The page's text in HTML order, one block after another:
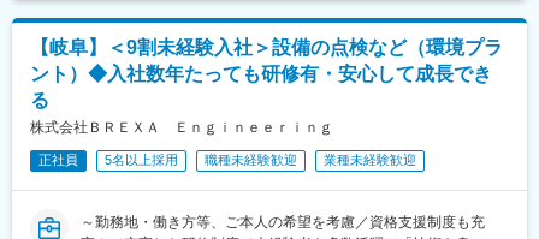
ています。松田産業グループ全体の売上高は順調に拡大、売上高
3500億円を突破しております。
・積算
・フィールドエンジニア
＼入社後の流れ／
す。研修中にアサイン先の現場を見学していただきます。そこで
派遣社員・派遣先の双方のマッチングがなればアサインとなりま
す。当社の派遣社員の稼働率は95%以上ですので、待機になるこ
額支給ですので、ご安心ください。また現場を巡回する労務スタ
【岐阜】＜9割未経験入社＞設備の点検など（環境プラ
ント）◆入社数年たっても研修有・安心して成長でき
る
株式会社ＢＲＥＸＡ Ｅｎｇｉｎｅｅｒｉｎｇ
正社員 5名以上採用 職種未経験歓迎 業種未経験歓迎
～勤務地・働き方等、ご本人の希望を考慮／資格支援制度も充